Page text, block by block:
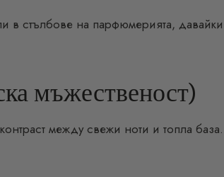
в стълбове на парфюмерията,
мъжественост)
между свежи ноти и топла